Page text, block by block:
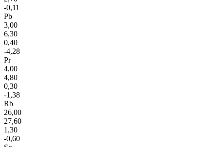
-0,11
Pb
3,00
6,30
0,40
-4,28
Pr
4,00
4,80
0,30
-1,38
Rb
26,00
27,60
1,30
-0,60